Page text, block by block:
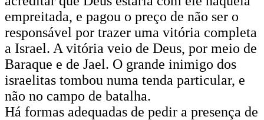
empreitada, e pagou o preço de não ser o
responsável por trazer uma vitória completa
a Israel. A vitória veio de Deus, por meio de
Baraque e de Jael. O grande inimigo dos
israelitas tombou numa tenda particular, e
não no campo de batalha.
Há formas adequadas de pedir a presença de